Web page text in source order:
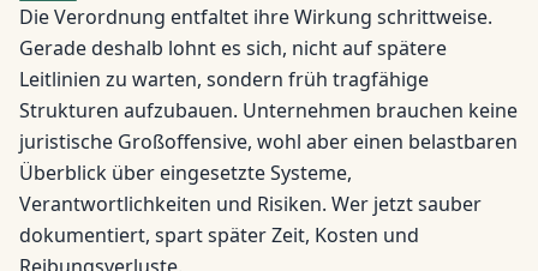
Die Verordnung entfaltet ihre Wirkung schrittweise.
Gerade deshalb lohnt es sich, nicht auf spätere
Leitlinien zu warten, sondern früh tragfähige
Strukturen aufzubauen. Unternehmen brauchen keine
juristische Großoffensive, wohl aber einen belastbaren
Überblick über eingesetzte Systeme,
Verantwortlichkeiten und Risiken. Wer jetzt sauber
dokumentiert, spart später Zeit, Kosten und